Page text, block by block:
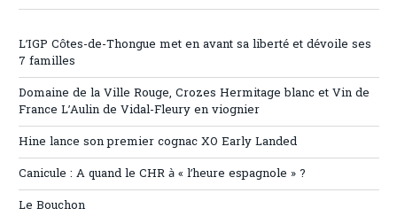
L’IGP Côtes-de-Thongue met en avant sa liberté et dévoile ses
7 familles
Domaine de la Ville Rouge, Crozes Hermitage blanc et Vin de
France L’Aulin de Vidal-Fleury en viognier
Hine lance son premier cognac XO Early Landed
Canicule : A quand le CHR à « l’heure espagnole » ?
Le Bouchon